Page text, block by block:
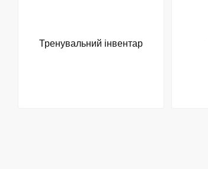
Тренувальний інвентар